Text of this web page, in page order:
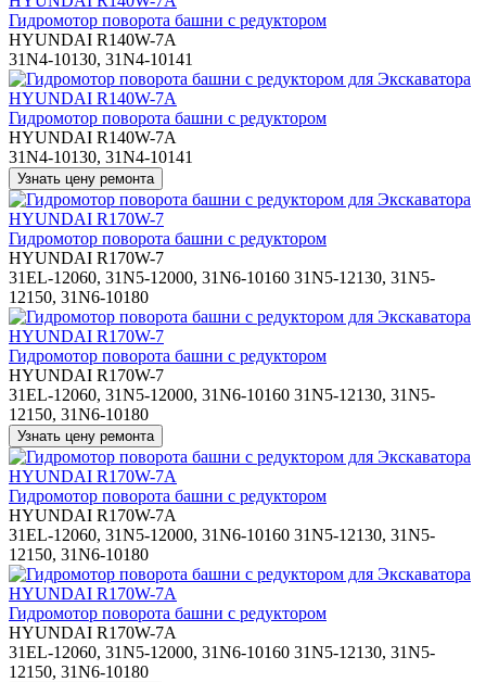
Гидромотор поворота башни с редуктором
HYUNDAI R140W-7A
31N4-10130, 31N4-10141
Гидромотор поворота башни с редуктором
HYUNDAI R140W-7A
31N4-10130, 31N4-10141
Гидромотор поворота башни с редуктором
HYUNDAI R170W-7
31EL-12060, 31N5-12000, 31N6-10160 31N5-12130, 31N5-
12150, 31N6-10180
Гидромотор поворота башни с редуктором
HYUNDAI R170W-7
31EL-12060, 31N5-12000, 31N6-10160 31N5-12130, 31N5-
12150, 31N6-10180
Гидромотор поворота башни с редуктором
HYUNDAI R170W-7A
31EL-12060, 31N5-12000, 31N6-10160 31N5-12130, 31N5-
12150, 31N6-10180
Гидромотор поворота башни с редуктором
HYUNDAI R170W-7A
31EL-12060, 31N5-12000, 31N6-10160 31N5-12130, 31N5-
12150, 31N6-10180